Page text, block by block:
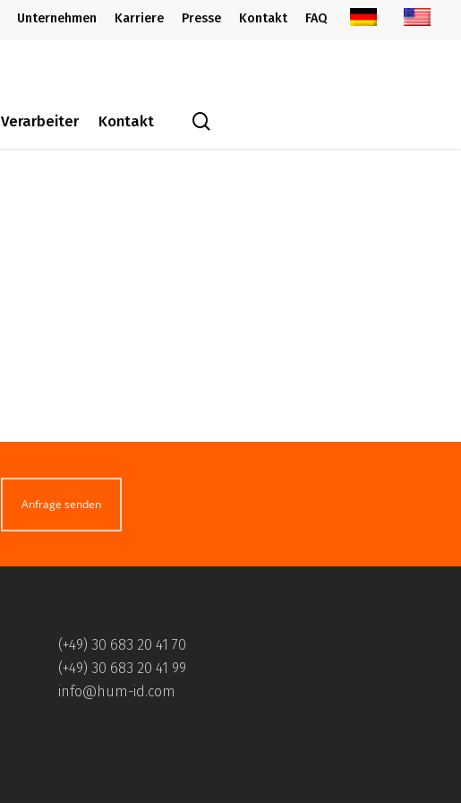
Unternehmen Karriere Presse Kontakt FAQ
Verarbeiter Kontakt
Anfrage senden
(+49) 30 683 20 41 70
(+49) 30 683 20 41 99
info@hum-id.com